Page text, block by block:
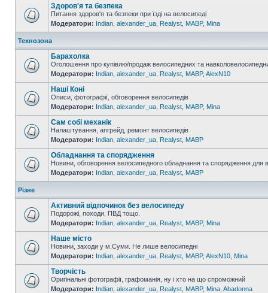
Здоров'я та безпека
Питання здоров'я та безпеки при їзді на велосипеді
Модератори: Indian alexander_ua Realyst MABP, Mina
Технозона
Барахолка
Оголошення про купівлю/продаж велосипедних та
Модератори: Indian alexander_ua Realyst MABP, AlexN10
Наші Коні
Описи, фотографії, обговорення велосипедів
Модератори: Indian alexander_ua Realyst MABP, Mina
Сам собі механік
Налаштування, апгрейд, ремонт велосипедів
Модератори: Indian alexander_ua Realyst MABP
Обладнання та спорядження
Новини, обговорення велосипедного обладнання та спорядження для
Модератори: Indian alexander_ua Realyst MABP
Різне
Активний відпочинок без велосипеду
Подорожі, походи, ПВД тощо.
Модератори: Indian alexander_ua Realyst MABP, Mina
Наше місто
Новини, заходи у м.Суми. Не лише велосипедні
Модератори: Indian alexander_ua Realyst MABP, AlexN10 Mina
Творчість
Оригінальні фотографії, графоманія, ну і хто на що спроможний
Модератори: Indian alexander_ua Realyst MABP, Mina Abadonna